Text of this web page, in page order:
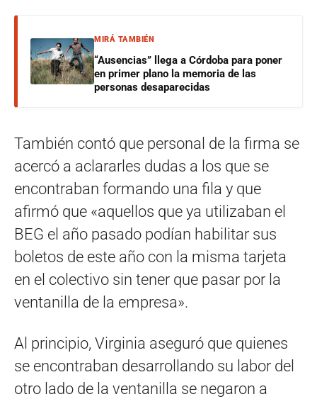
MIRÁ TAMBIÉN
“Ausencias” llega a Córdoba para poner
en primer plano la memoria de las
personas desaparecidas
También contó que personal de la firma se
acercó a aclararles dudas a los que se
encontraban formando una fila y que
afirmó que «aquellos que ya utilizaban el
BEG el año pasado podían habilitar sus
boletos de este año con la misma tarjeta
en el colectivo sin tener que pasar por la
ventanilla de la empresa».
Al principio, Virginia aseguró que quienes
se encontraban desarrollando su labor del
otro lado de la ventanilla se negaron a